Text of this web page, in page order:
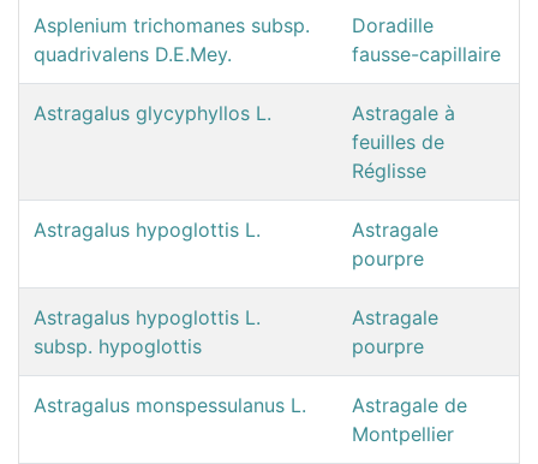
Asplenium trichomanes subsp.
quadrivalens D.E.Mey.
Doradille
fausse-capillaire
Astragalus glycyphyllos L.
Astragale à
feuilles de
Réglisse
Astragalus hypoglottis L.
Astragale
pourpre
Astragalus hypoglottis L.
subsp. hypoglottis
Astragale
pourpre
Astragalus monspessulanus L.
Astragale de
Montpellier